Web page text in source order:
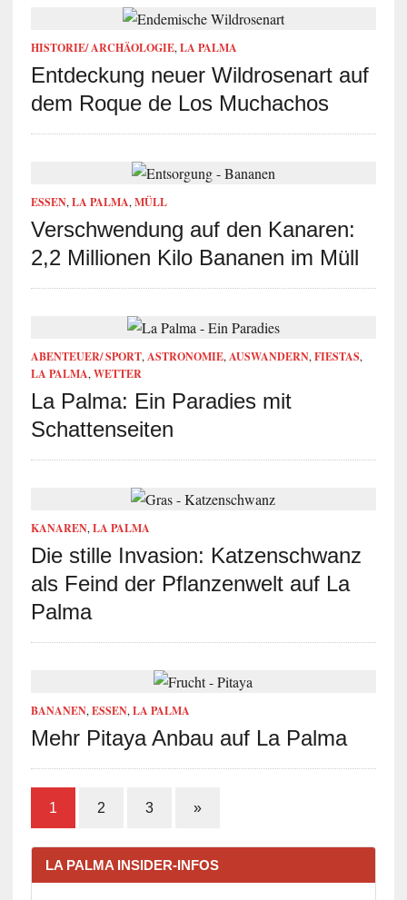
HISTORIE/ ARCHÄOLOGIE,LA PALMA
Entdeckung neuer Wildrosenart auf
dem Roque de Los Muchachos
ESSEN,LA PALMA,MÜLL
Verschwendung auf den Kanaren:
2,2 Millionen Kilo Bananen im Müll
ABENTEUER/ SPORT,ASTRONOMIE,AUSWANDERN,FIESTAS,
LA PALMA,WETTER
La Palma: Ein Paradies mit
Schattenseiten
KANAREN,LA PALMA
Die stille Invasion: Katzenschwanz
als Feind der Pflanzenwelt auf La
Palma
BANANEN,ESSEN,LA PALMA
Mehr Pitaya Anbau auf La Palma
1 2 3 »
LA PALMA INSIDER-INFOS